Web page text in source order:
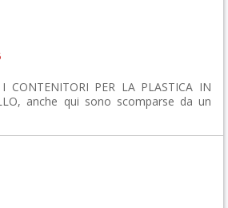
CONTENITORI PER LA PLASTICA IN
anche qui sono scomparse da un